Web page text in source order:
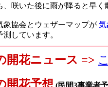
咲いた後に雨が降ると早く
象協会とウェザーマップが 気
しています。
開花ニュース =>
開花予想 (民間3事業者